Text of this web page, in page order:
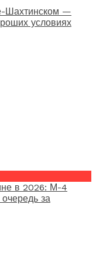
Шахтинском —
условиях
в 2026: М-4
за